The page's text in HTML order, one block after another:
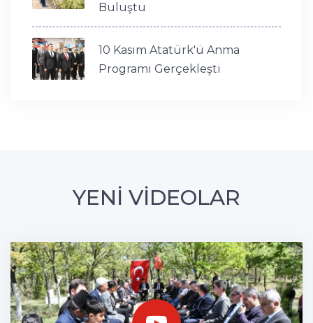
Buluştu
10 Kasım Atatürk'ü Anma
Programı Gerçekleşti
YENİ VİDEOLAR